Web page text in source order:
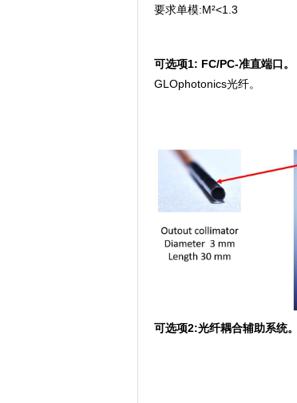
要求单模:M²<1.3
可选项1: FC/PC-准直端口。
GLOphotonics光纤。
可选项2:光纤耦合辅助系统。